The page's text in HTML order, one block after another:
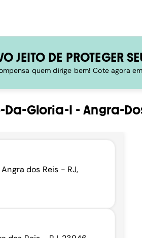
JEITO DE PROTEGER
quem dirige bem! Cote agora
Da-Gloria-I -Angra-
dos Reis - RJ,